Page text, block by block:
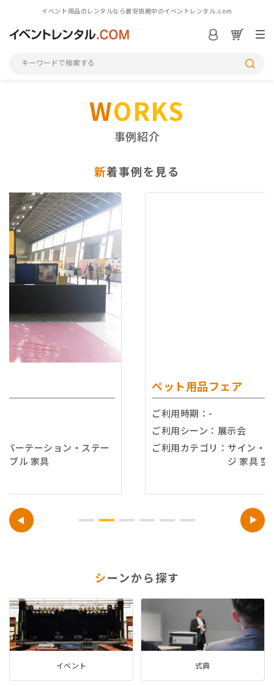
イベント用品のレンタルなら最安挑戦中のイベントレンタル.com
アイテム一覧を見る
M
初めての方へ
お支払いについて
よくあるご質問
WORKS
事例紹介
新着事例を見る
ご利用カテゴリ：サイン・簡易パーテーション・ステー
シーンから探す
イベント 式典